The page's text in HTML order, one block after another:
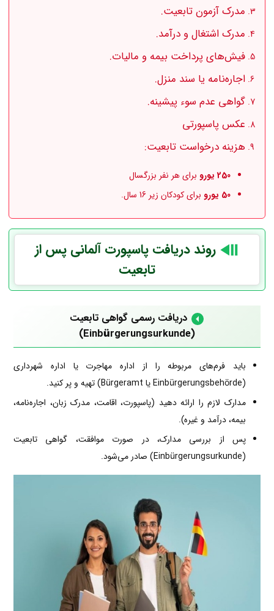
مدرک آزمون تابعیت.
مدرک اشتغال و درآمد.
فیش‌های پرداخت بیمه و مالیات.
اجاره‌نامه یا سند منزل.
گواهی عدم سوء پیشینه.
عکس پاسپورتی
هزینه درخواست تابعیت:
250 یورو
برای هر نفر بزرگسال
50 یورو
برای کودکان زیر 16 سال.
روند دریافت پاسپورت آلمانی پس از
تابعیت
دریافت رسمی گواهی تابعیت
(Einbürgerungsurkunde)
باید فرم‌های مربوطه را از اداره مهاجرت یا اداره شهرداری
(Einbürgerungsbehörde یا Bürgeramt) تهیه و پر کنید.
مدارک لازم را ارائه دهید (پاسپورت، اقامت، مدرک زبان، اجاره‌نامه،
بیمه، درآمد و غیره).
پس از بررسی مدارک، در صورت موافقت، گواهی تابعیت
(Einbürgerungsurkunde) صادر می‌شود.